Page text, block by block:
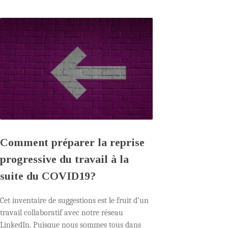
Comment préparer la reprise
progressive du travail à la
suite du COVID19?
Cet inventaire de suggestions est le fruit d’un
travail collaboratif avec notre réseau
LinkedIn. Puisque nous sommes tous dans